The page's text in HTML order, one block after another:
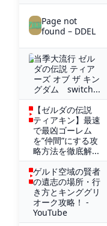
Page not
found – DDEL
当季大流行 ゼル
ダの伝説 ティア
ーズ オブ ザ キン
グダム switch...
【ゼルダの伝説
ティアキン】最速
で最凶ゴーレム
を”仲間”にする攻
略方法を徹底解...
ゲルド空域の賢者
の遺志の場所・行
き方とキンググリ
オーク攻略！ -
YouTube